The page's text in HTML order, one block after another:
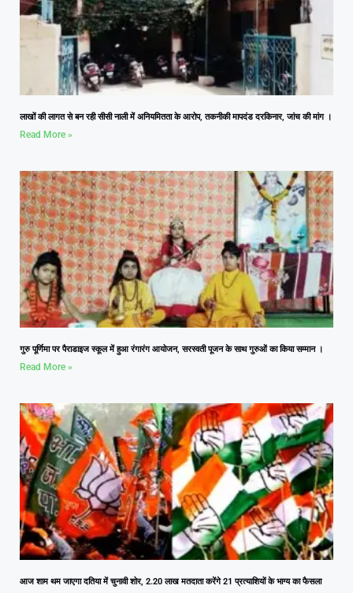
लाखों की लागत से बन रही सीसी नाली में अनियमितता के आरोप, तकनीकी मापदंड दरकिनार, जांच की मांग ।
Read More »
गुरु पूर्णिमा पर पैराडाइज स्कूल में हुआ रंगारंग आयोजन, सरस्वती पूजन के साथ गुरुओं का किया सम्मान ।
Read More »
आज शाम थम जाएगा दतिया में चुनावी शोर, 2.20 लाख मतदाता करेंगे 21 प्रत्याशियों के भाग्य का फैसला